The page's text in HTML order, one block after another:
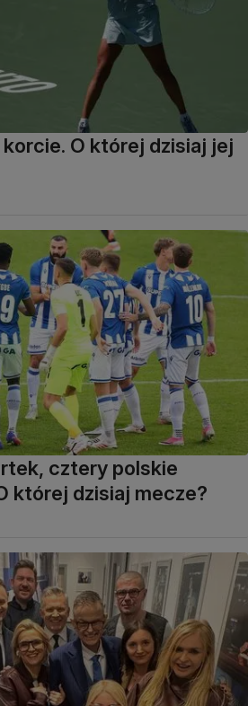
O której dzisiaj jej
cztery polskie
której dzisiaj mecze?